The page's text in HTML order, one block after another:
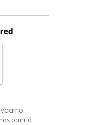
ocurrió